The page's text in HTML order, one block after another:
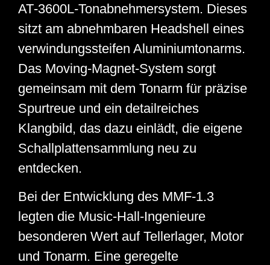
AT‑3600L‑Tonabnehmersystem. Dieses
sitzt am abnehmbaren Headshell eines
verwindungssteifen Aluminiumtonarms.
Das Moving‑Magnet‑System sorgt
gemeinsam mit dem Tonarm für präzise
Spurtreue und ein detailreiches
Klangbild, das dazu einlädt, die eigene
Schallplattensammlung neu zu
entdecken.
Bei der Entwicklung des MMF‑1.3
legten die Music‑Hall‑Ingenieure
besonderen Wert auf Tellerlager, Motor
und Tonarm. Eine geregelte